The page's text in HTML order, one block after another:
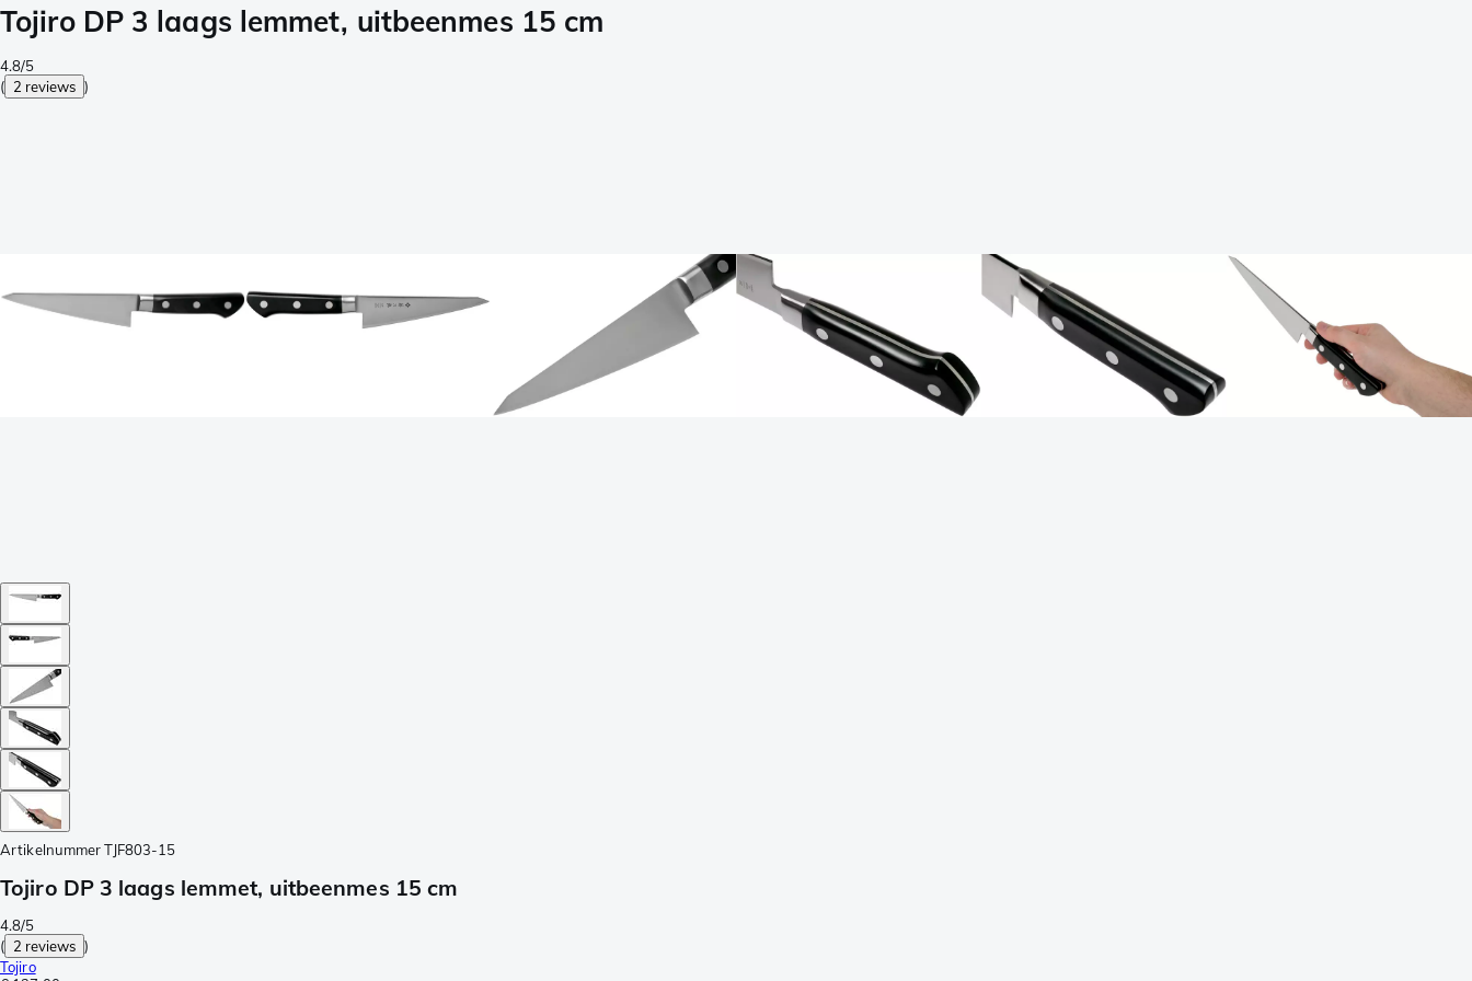
Tojiro DP 3 laags lemmet, uitbeenmes 15 cm
4.8/5
( 2 reviews )
Artikelnummer TJF803-15
Tojiro DP 3 laags lemmet, uitbeenmes 15 cm
4.8/5
( 2 reviews )
Tojiro